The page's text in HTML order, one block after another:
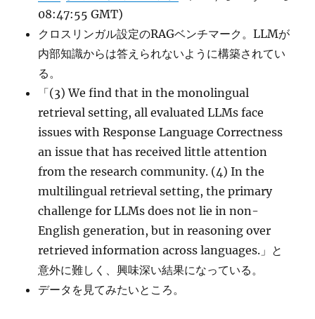
08:47:55 GMT)
クロスリンガル設定のRAGベンチマーク。LLMが
内部知識からは答えられないように構築されてい
る。
「(3) We find that in the monolingual
retrieval setting, all evaluated LLMs face
issues with Response Language Correctness
an issue that has received little attention
from the research community. (4) In the
multilingual retrieval setting, the primary
challenge for LLMs does not lie in non-
English generation, but in reasoning over
retrieved information across languages.」と
意外に難しく、興味深い結果になっている。
データを見てみたいところ。